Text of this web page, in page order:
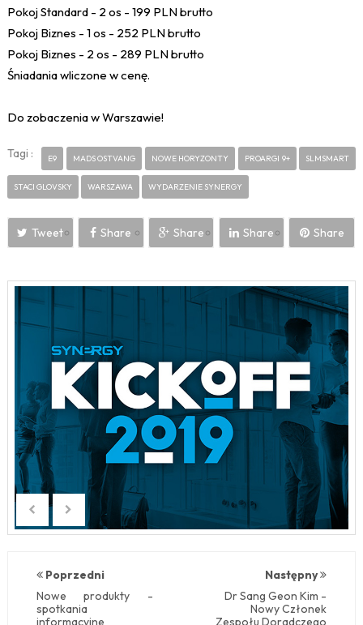
Pokoj Standard - 2 os - 199 PLN brutto
Pokoj Biznes - 1 os - 252 PLN brutto
Pokoj Biznes - 2 os - 289 PLN brutto
Śniadania wliczone w cenę.
Do zobaczenia w Warszawie!
Tagi : E9 MADS OSTVANG NOWE HORYZONTY PROARGI 9+ SLMSMART
STACI GLOVSKY WARSZAWA WYDARZENIE SYNERGY
Tweet Share Share Share Share
Następny
Dr Sang Geon Kim -
Nowy Członek
Zespołu Doradczego
Poprzedni
Nowe produkty -
spotkania
informacyjne